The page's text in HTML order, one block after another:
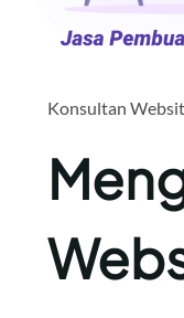
Konsultan